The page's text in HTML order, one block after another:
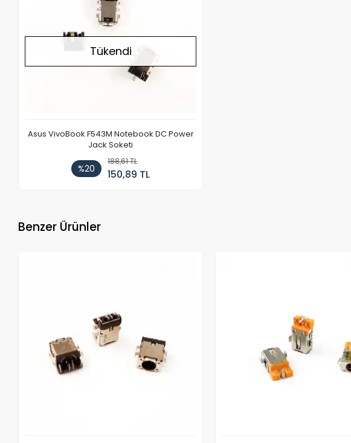
Tükendi
Asus VivoBook F543M Notebook DC Power
Jack Soketi
%20
188,61 TL
150,89 TL
Benzer Ürünler